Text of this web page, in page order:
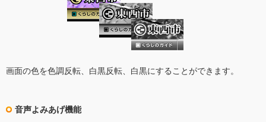
画面の色を色調反転、白黒反転、白黒にすることができます。
音声よみあげ機能